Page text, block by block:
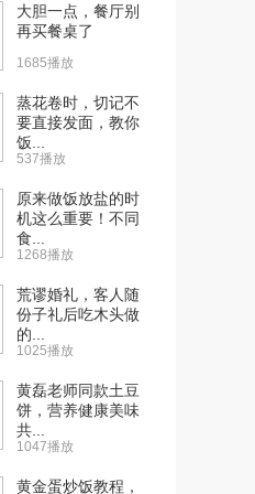
大胆一点，餐厅别
再买餐桌了
1685播放
蒸花卷时，切记不
要直接发面，教你
饭...
537播放
原来做饭放盐的时
机这么重要！不同
食...
1268播放
荒谬婚礼，客人随
份子礼后吃木头做
的...
1025播放
黄磊老师同款土豆
饼，营养健康美味
共...
1047播放
黄金蛋炒饭教程，